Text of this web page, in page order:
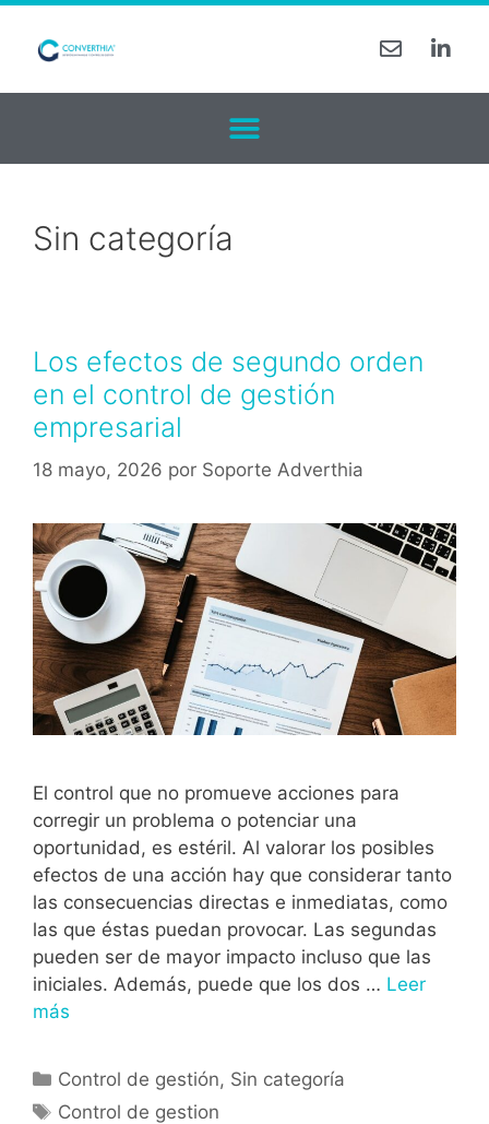
Sin categoría
Los efectos de segundo orden
en el control de gestión
empresarial
18 mayo, 2026 por Soporte Adverthia
El control que no promueve acciones para
corregir un problema o potenciar una
oportunidad, es estéril. Al valorar los posibles
efectos de una acción hay que considerar tanto
las consecuencias directas e inmediatas, como
las que éstas puedan provocar. Las segundas
pueden ser de mayor impacto incluso que las
iniciales. Además, puede que los dos … Leer
más
Control de gestión, Sin categoría
Control de gestion